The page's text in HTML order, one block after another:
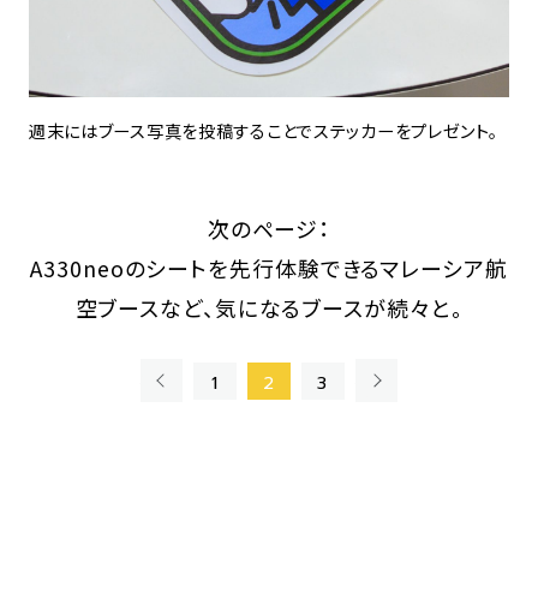
週末にはブース写真を投稿することでステッカーをプレゼント。
次のページ：
A330neoのシートを先行体験できるマレーシア航
空ブースなど、気になるブースが続々と。
1 2 3